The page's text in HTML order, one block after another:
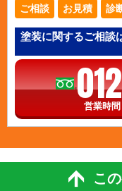
ご相談 お見積 診
塗装に関するご相談
営業時間
こ